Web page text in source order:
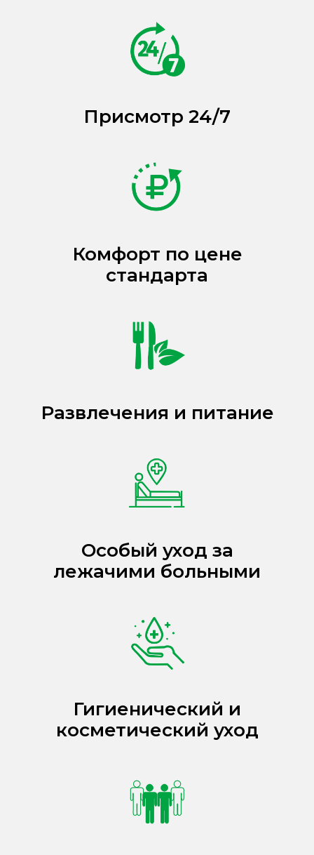
Присмотр 24/7
Комфорт по цене
стандарта
Развлечения и питание
Особый уход за
лежачими больными
Гигиенический и
косметический уход